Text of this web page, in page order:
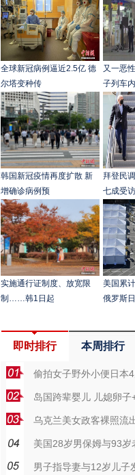
全球新冠病例逼近2.5亿 德
尔塔变种传
又一恶
子列车
韩国新冠疫情再度扩散 新
增确诊病例预
拜登民
七成受
实施通行证制度、放宽限
制……韩1日起
美国累
俄罗斯
即时排行 本周排行
偷拍女子野外小便日本
岛国跨辈婴儿 儿媳卵子
乌克兰美女政客裸照流
美国28岁男保姆与93岁
男子指导妻与12岁儿子